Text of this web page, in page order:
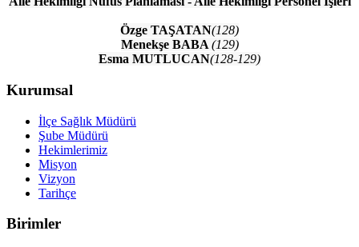
Özge TAŞATAN(128)
Menekşe BABA (129)
Esma MUTLUCAN(128-129)
Kurumsal
İlçe Sağlık Müdürü
Şube Müdürü
Hekimlerimiz
Misyon
Vizyon
Tarihçe
Birimler